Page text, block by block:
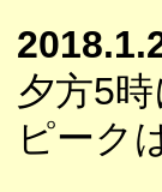
夕方5
ピーク